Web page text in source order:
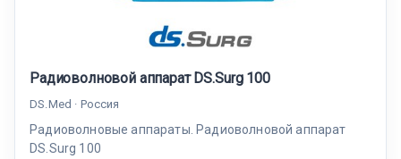
Радиоволновой аппарат DS.Surg 100
DS.Med · Россия
Радиоволновые аппараты. Радиоволновой аппарат
DS.Surg 100